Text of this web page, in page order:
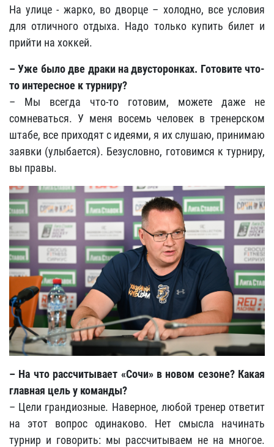
На улице - жарко, во дворце – холодно, все условия
для отличного отдыха. Надо только купить билет и
прийти на хоккей.
– Уже было две драки на двусторонках. Готовите что-
то интересное к турниру?
– Мы всегда что-то готовим, можете даже не
сомневаться. У меня восемь человек в тренерском
штабе, все приходят с идеями, я их слушаю, принимаю
заявки (улыбается). Безусловно, готовимся к турниру,
вы правы.
– На что рассчитывает «Сочи» в новом сезоне? Какая
главная цель у команды?
– Цели грандиозные. Наверное, любой тренер ответит
на этот вопрос одинаково. Нет смысла начинать
турнир и говорить: мы рассчитываем не на многое.